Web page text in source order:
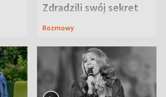
Zdradzili swój sekret
Rozmowy